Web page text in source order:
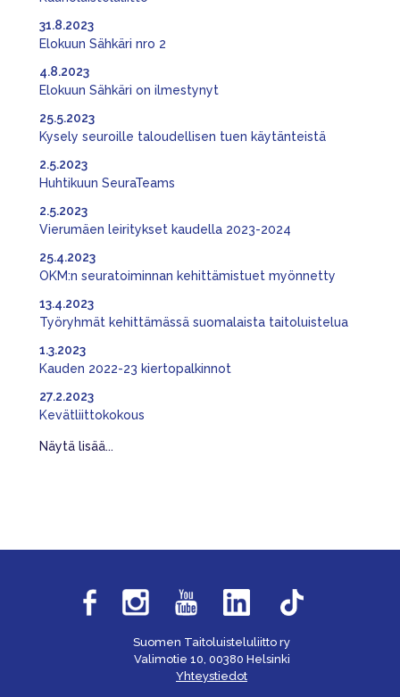
Elokuun Sähkäri nro 2
31.8.2023
Elokuun Sähkäri on ilmestynyt
4.8.2023
Kysely seuroille taloudellisen tuen käytänteistä
25.5.2023
Huhtikuun SeuraTeams
2.5.2023
Vierumäen leiritykset kaudella 2023-2024
2.5.2023
OKM:n seuratoiminnan kehittämistuet myönnetty
25.4.2023
Työryhmät kehittämässä suomalaista taitoluistelua
13.4.2023
Kauden 2022-23 kiertopalkinnot
1.3.2023
Kevätliittokokous
27.2.2023
Näytä lisää...
Suomen Taitoluisteluliitto ry
Valimotie 10, 00380 Helsinki
Yhteystiedot